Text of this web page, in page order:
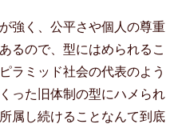
強く、公平さや個人の尊重
るので、型にはめられるこ
ラミッド社会の代表のよう
った旧体制の型にハメられ
属し続けることなんて到底